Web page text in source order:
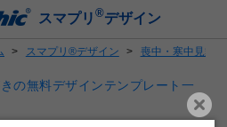
スマプリ ®デザイン
スマプリ®デザイン 喪中・寒中見舞
の無料デザインテンプレート一